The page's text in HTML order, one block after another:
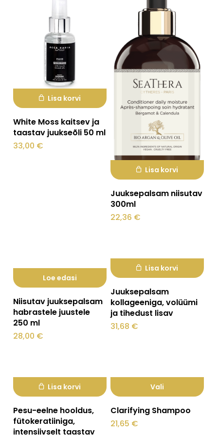
Lisa korvi
White Moss kaitsev ja
taastav juukseõli 50 ml
33,00 €
Lisa korvi
Juuksepalsam niisutav
300ml
22,36 €
Loe edasi
Niisutav juuksepalsam
habrastele juustele
250 ml
28,00 €
Lisa korvi
Juuksepalsam
kollageeniga, volüümi
ja tihedust lisav
31,68 €
Lisa korvi
Pesu-eelne hooldus,
fütokeratiiniga,
intensiivselt taastav
Vali
Clarifying Shampoo
21,65 €